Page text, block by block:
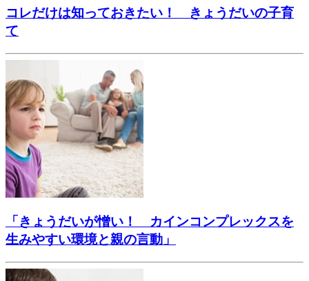
コレだけは知っておきたい！ きょうだいの子育
て
「きょうだいが憎い！ カインコンプレックスを
生みやすい環境と親の言動」